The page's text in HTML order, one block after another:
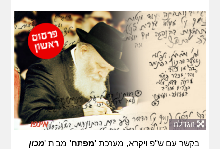
הגדלה
בקשר עם ש"פ ויקרא, מערכת'מפתח' מבית 'מכון